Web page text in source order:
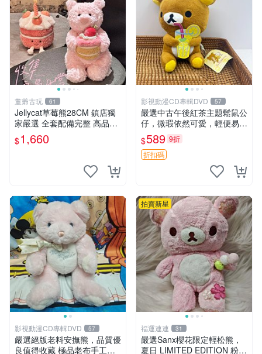
董爺古玩 61
Jellycat草莓熊28CM 鎮店獨
家嚴選 全套配備完整 高品質
收藏好物 紋章 玩具熊 定制熊
$1,660
影視動漫CD專輯DVD 57
嚴選中古午後紅茶主題鬆鼠公
仔，微瑕依然可愛，輕便易運
送 二手收藏推薦 工廠直營 快
遞到府 中古 玩偶 公仔
$589 9折
折扣碼
影視動漫CD專輯DVD 57
嚴選絕版老料安撫熊，品質優
良值得收藏 極品老布手工安
拍賣新星
福運連連 31
嚴選Sanx櫻花限定輕松熊，
夏日 LIMITED EDITION 粉色